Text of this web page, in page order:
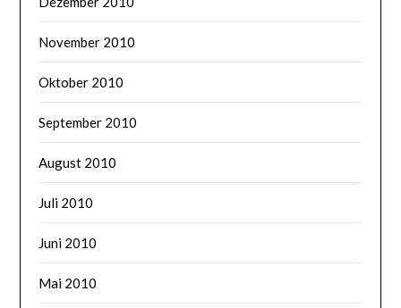
November 2010
Oktober 2010
September 2010
August 2010
Juli 2010
Juni 2010
Mai 2010